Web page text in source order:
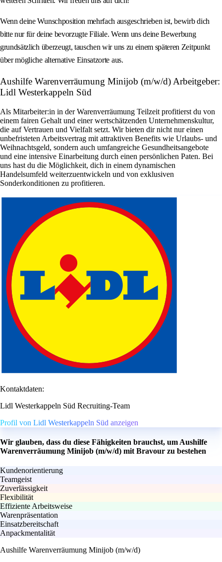
Wenn deine Wunschposition mehrfach ausgeschrieben ist, bewirb dich
bitte nur für deine bevorzugte Filiale. Wenn uns deine Bewerbung
grundsätzlich überzeugt, tauschen wir uns zu einem späteren Zeitpunkt
über mögliche alternative Einsatzorte aus.
Aushilfe Warenverräumung Minijob (m/w/d) Arbeitgeber:
Lidl Westerkappeln Süd
Als Mitarbeiter:in in der Warenverräumung Teilzeit profitierst du von
einem fairen Gehalt und einer wertschätzenden Unternehmenskultur,
die auf Vertrauen und Vielfalt setzt. Wir bieten dir nicht nur einen
unbefristeten Arbeitsvertrag mit attraktiven Benefits wie Urlaubs- und
Weihnachtsgeld, sondern auch umfangreiche Gesundheitsangebote
und eine intensive Einarbeitung durch einen persönlichen Paten. Bei
uns hast du die Möglichkeit, dich in einem dynamischen
Handelsumfeld weiterzuentwickeln und von exklusiven
Sonderkonditionen zu profitieren.
Kontaktdaten:
Lidl Westerkappeln Süd Recruiting-Team
Profil von Lidl Westerkappeln Süd anzeigen
Wir glauben, dass du diese Fähigkeiten brauchst, um Aushilfe
Warenverräumung Minijob (m/w/d) mit Bravour zu bestehen
Kundenorientierung
Teamgeist
Zuverlässigkeit
Flexibilität
Effiziente Arbeitsweise
Warenpräsentation
Einsatzbereitschaft
Anpackmentalität
Aushilfe Warenverräumung Minijob (m/w/d)